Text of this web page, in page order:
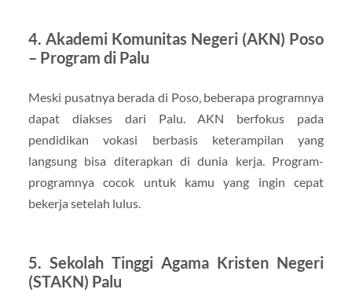
4. Akademi Komunitas Negeri (AKN) Poso
– Program di Palu
Meski pusatnya berada di Poso, beberapa programnya
dapat diakses dari Palu. AKN berfokus pada
pendidikan vokasi berbasis keterampilan yang
langsung bisa diterapkan di dunia kerja. Program-
programnya cocok untuk kamu yang ingin cepat
bekerja setelah lulus.
5. Sekolah Tinggi Agama Kristen Negeri
(STAKN) Palu